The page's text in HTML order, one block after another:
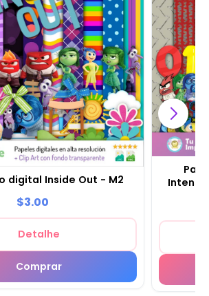
digital Inside Out - M2
$3.00
Detalhe
Comprar